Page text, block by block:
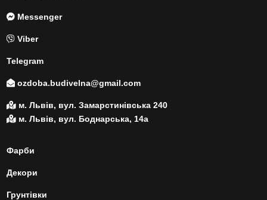
Messenger
Viber
Telegram
ozdoba.budivelna@gmail.com
м. Львів, вул. Замарстинівська 240
м. Львів, вул. Боднарська, 14а
Фарби
Декори
Грунтівки